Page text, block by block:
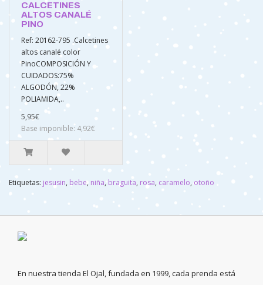
CALCETINES
ALTOS CANALÉ
PINO
Ref: 20162-795 .Calcetines
altos canalé color
PinoCOMPOSICIÓN Y
CUIDADOS:75%
ALGODÓN, 22%
POLIAMIDA,..
5,95€
Base imponible: 4,92€
Etiquetas: jesusin, bebe, niña, braguita, rosa, caramelo, otoño
En nuestra tienda El Ojal, fundada en 1999, cada prenda está